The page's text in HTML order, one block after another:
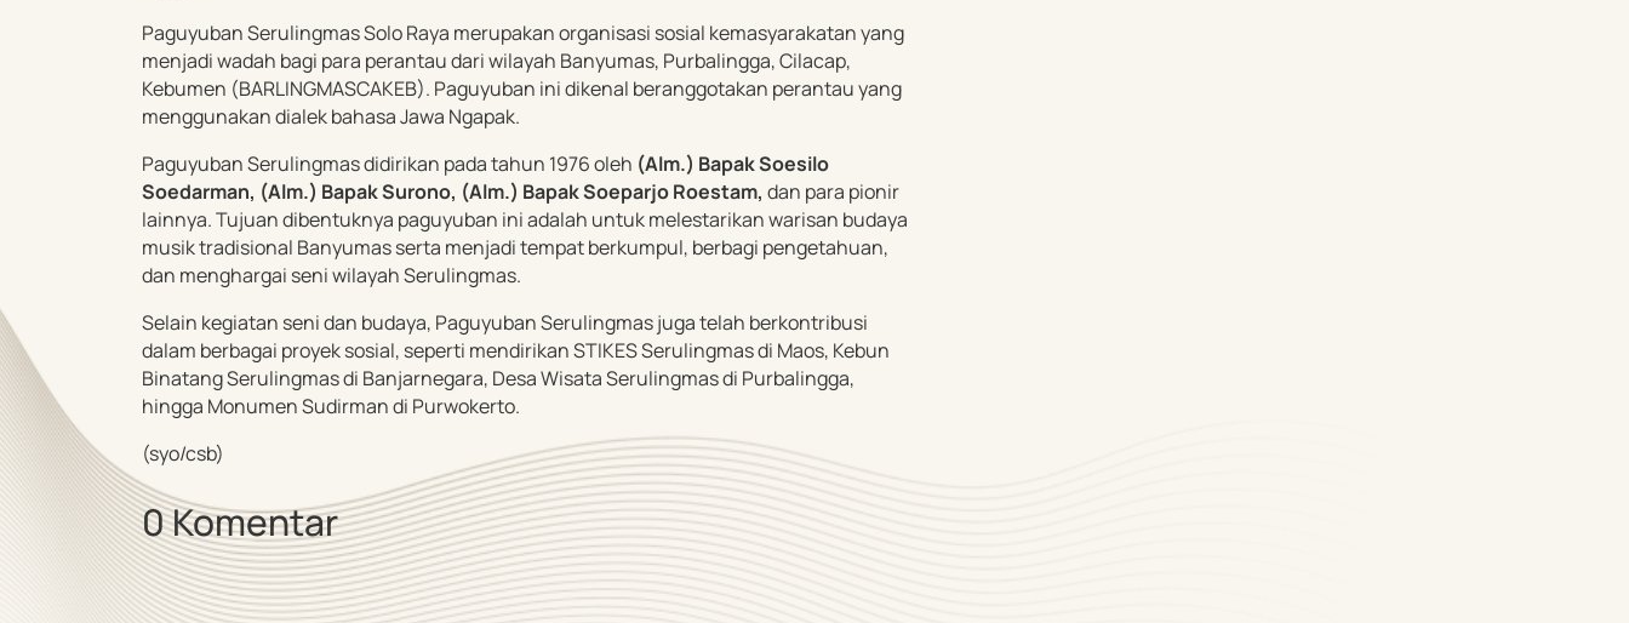
Paguyuban Serulingmas Solo Raya merupakan organisasi sosial kemasyarakatan yang
menjadi wadah bagi para perantau dari wilayah Banyumas, Purbalingga, Cilacap,
Kebumen (BARLINGMASCAKEB). Paguyuban ini dikenal beranggotakan perantau yang
menggunakan dialek bahasa Jawa Ngapak.
Paguyuban Serulingmas didirikan pada tahun 1976 oleh (Alm.) Bapak Soesilo
Soedarman, (Alm.) Bapak Surono, (Alm.) Bapak Soeparjo Roestam,dan para pionir
lainnya. Tujuan dibentuknya paguyuban ini adalah untuk melestarikan warisan budaya
musik tradisional Banyumas serta menjadi tempat berkumpul, berbagi pengetahuan,
dan menghargai seni wilayah Serulingmas.
Selain kegiatan seni dan budaya, Paguyuban Serulingmas juga telah berkontribusi
dalam berbagai proyek sosial, seperti mendirikan STIKES Serulingmas di Maos, Kebun
Binatang Serulingmas di Banjarnegara, Desa Wisata Serulingmas di Purbalingga,
hingga Monumen Sudirman di Purwokerto.
(syo/csb)
0 Komentar